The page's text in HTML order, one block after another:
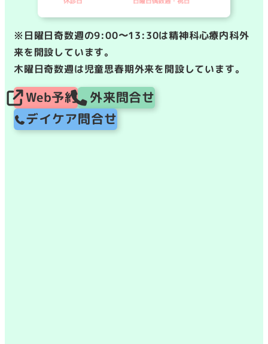
※日曜日奇数週の9:00〜13:30は精神科心療内科外
来を開設しています。
木曜日奇数週は児童思春期外来を開設しています。
Web予約
外来問合せ
デイケア問合せ